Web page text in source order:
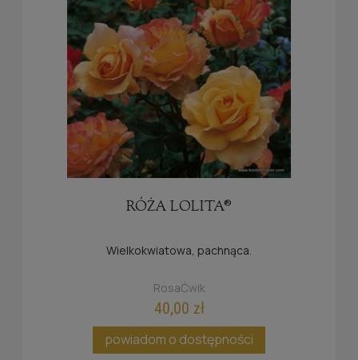
RÓŻA LOLITA®
Wielkokwiatowa, pachnąca.
RosaĆwik
40,00 zł
powiadom o dostępności